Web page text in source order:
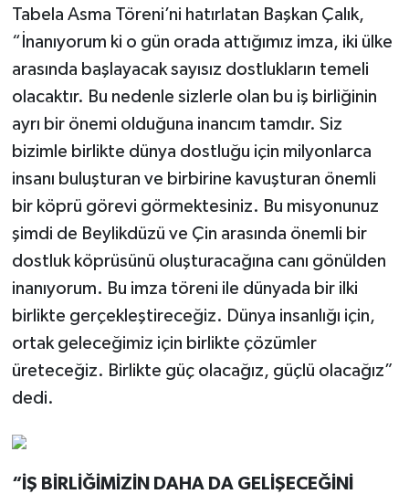
Tabela Asma Töreni’ni hatırlatan Başkan Çalık,
“İnanıyorum ki o gün orada attığımız imza, iki ülke
arasında başlayacak sayısız dostlukların temeli
olacaktır. Bu nedenle sizlerle olan bu iş birliğinin
ayrı bir önemi olduğuna inancım tamdır. Siz
bizimle birlikte dünya dostluğu için milyonlarca
insanı buluşturan ve birbirine kavuşturan önemli
bir köprü görevi görmektesiniz. Bu misyonunuz
şimdi de Beylikdüzü ve Çin arasında önemli bir
dostluk köprüsünü oluşturacağına canı gönülden
inanıyorum. Bu imza töreni ile dünyada bir ilki
birlikte gerçekleştireceğiz. Dünya insanlığı için,
ortak geleceğimiz için birlikte çözümler
üreteceğiz. Birlikte güç olacağız, güçlü olacağız”
dedi.
“İŞ BİRLİĞİMİZİN DAHA DA GELİŞECEĞİNİ